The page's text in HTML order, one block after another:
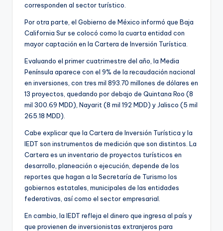
corresponden al sector turístico.
Por otra parte, el Gobierno de México informó que Baja
California Sur se colocó como la cuarta entidad con
mayor captación en la Cartera de Inversión Turística.
Evaluando el primer cuatrimestre del año, la Media
Península aparece con el 9% de la recaudación nacional
en inversiones, con tres mil 893.70 millones de dólares en
13 proyectos, quedando por debajo de Quintana Roo (8
mil 300.69 MDD), Nayarit (8 mil 192 MDD) y Jalisco (5 mil
265.18 MDD).
Cabe explicar que la Cartera de Inversión Turística y la
IEDT son instrumentos de medición que son distintos. La
Cartera es un inventario de proyectos turísticos en
desarrollo, planeación o ejecución, depende de los
reportes que hagan a la Secretaría de Turismo los
gobiernos estatales, municipales de las entidades
federativas, así como el sector empresarial.
En cambio, la IEDT refleja el dinero que ingresa al país y
que provienen de inversionistas extranjeros para